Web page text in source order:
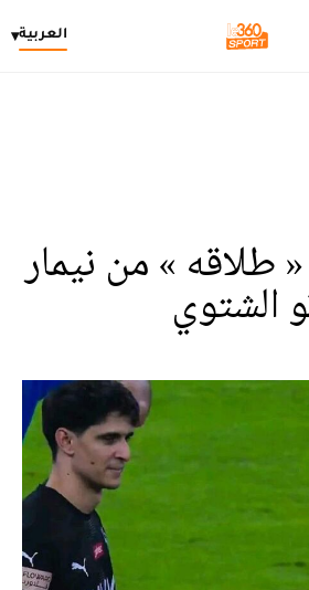
العربية▾
« طلاقه » من نيمار
الشتوي